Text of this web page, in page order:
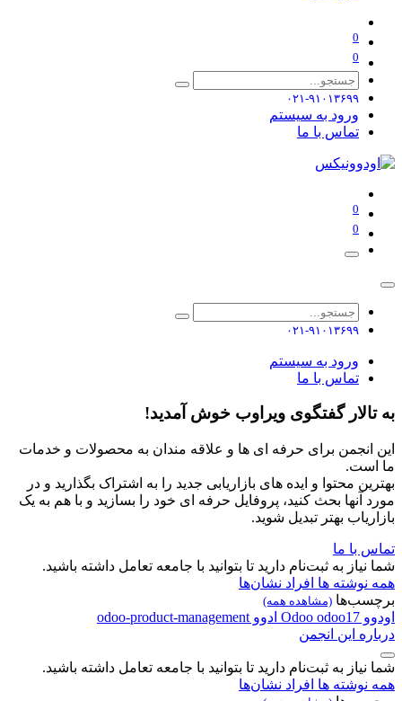
0
0
۰۲۱-۹۱۰۱۳۶۹۹
ورود به سیستم
تماس با ما
0
0
۰۲۱-۹۱۰۱۳۶۹۹
ورود به سیستم
تماس با ما
به تالار گفتگوی ویراوب خوش آمدید!
این انجمن برای حرفه ای ها و علاقه مندان به محصولات و خدمات
ما است.
بهترین محتوا و ایده های بازاریابی جدید را به اشتراک بگذارید و در
مورد آنها بحث کنید، پروفایل حرفه ای خود را بسازید و با هم به یک
بازاریاب بهتر تبدیل شوید.
تماس با ما
شما نیاز به ثبت‌نام دارید تا بتوانید با جامعه تعامل داشته باشید.
همه نوشته ها افراد نشان‌ها
برچسب‌ها (مشاهده همه)
اودوو Odoo odoo17 ادوو odoo-product-management
درباره این انجمن
شما نیاز به ثبت‌نام دارید تا بتوانید با جامعه تعامل داشته باشید.
همه نوشته ها افراد نشان‌ها